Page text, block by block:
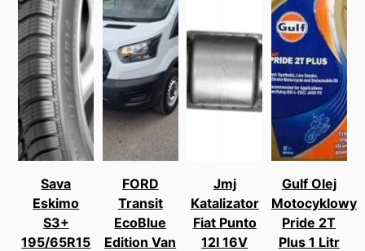
Sava
Eskimo
S3+
195/65R15
FORD
Transit
EcoBlue
Edition Van
Jmj
Katalizator
Fiat Punto
12I 16V
Gulf Olej
Motocyklowy
Pride 2T
Plus 1 Litr